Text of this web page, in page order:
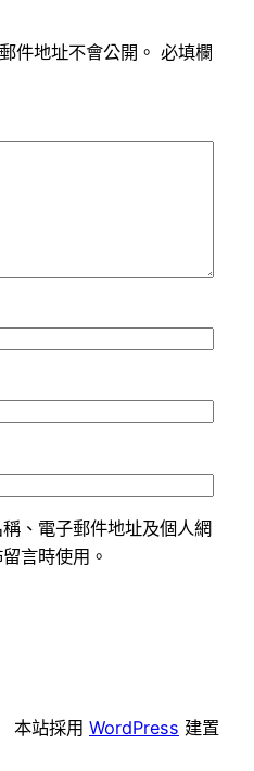
件地址不會公開。 必填欄
、電子郵件地址及個人網
言時使用。
本站採用 WordPress 建置